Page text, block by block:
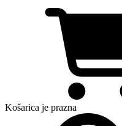
Košarica je prazna